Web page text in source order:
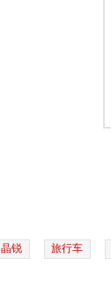
晶锐 旅行车